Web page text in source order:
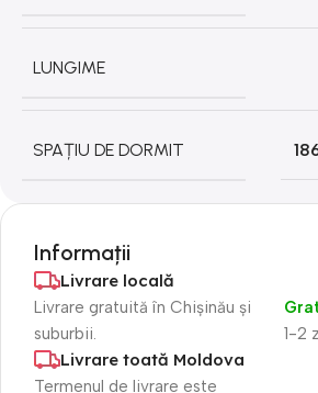
LUNGIME
SPAȚIU DE DORMIT
Informații
Livrare locală
Livrare gratuită în Chișinău și
suburbii.
1-2
Livrare toată Moldova
Termenul de livrare este